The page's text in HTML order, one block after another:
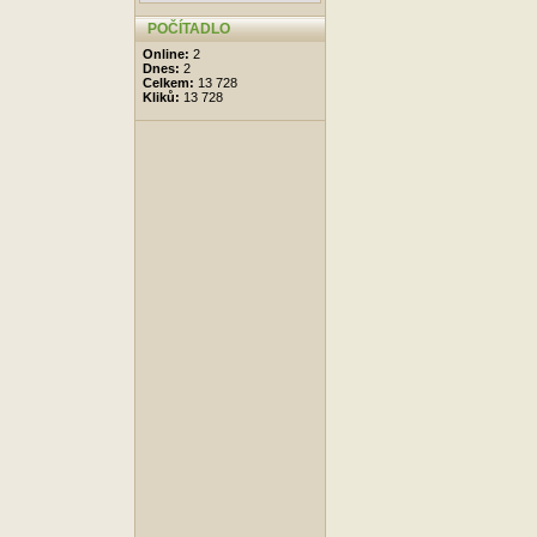
POČÍTADLO
Online: 2
Dnes: 2
Celkem: 13 728
Kliků: 13 728